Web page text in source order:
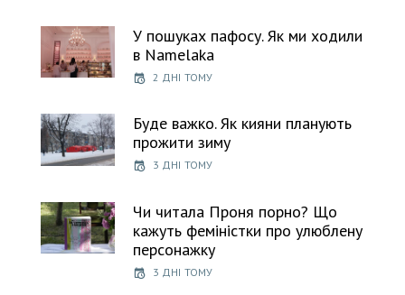
У пошуках пафосу. Як ми ходили
в Namelaka
2 ДНІ ТОМУ
Буде важко. Як кияни планують
прожити зиму
3 ДНІ ТОМУ
Чи читала Проня порно? Що
кажуть феміністки про улюблену
персонажку
3 ДНІ ТОМУ